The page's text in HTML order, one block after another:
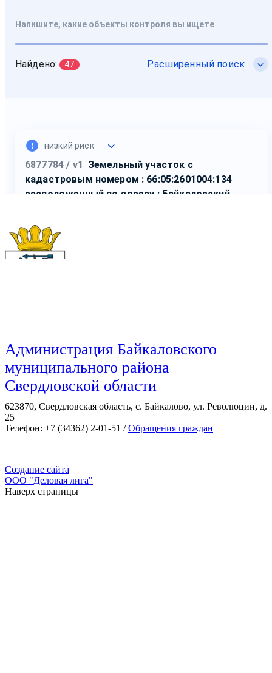
Администрация Байкаловского
муниципального района
Свердловской области
623870, Свердловская область, с. Байкалово, ул. Революции, д.
25
Телефон: +7 (34362) 2-01-51 /Обращения граждан
Создание сайта
ООО "Деловая лига"
Наверх страницы